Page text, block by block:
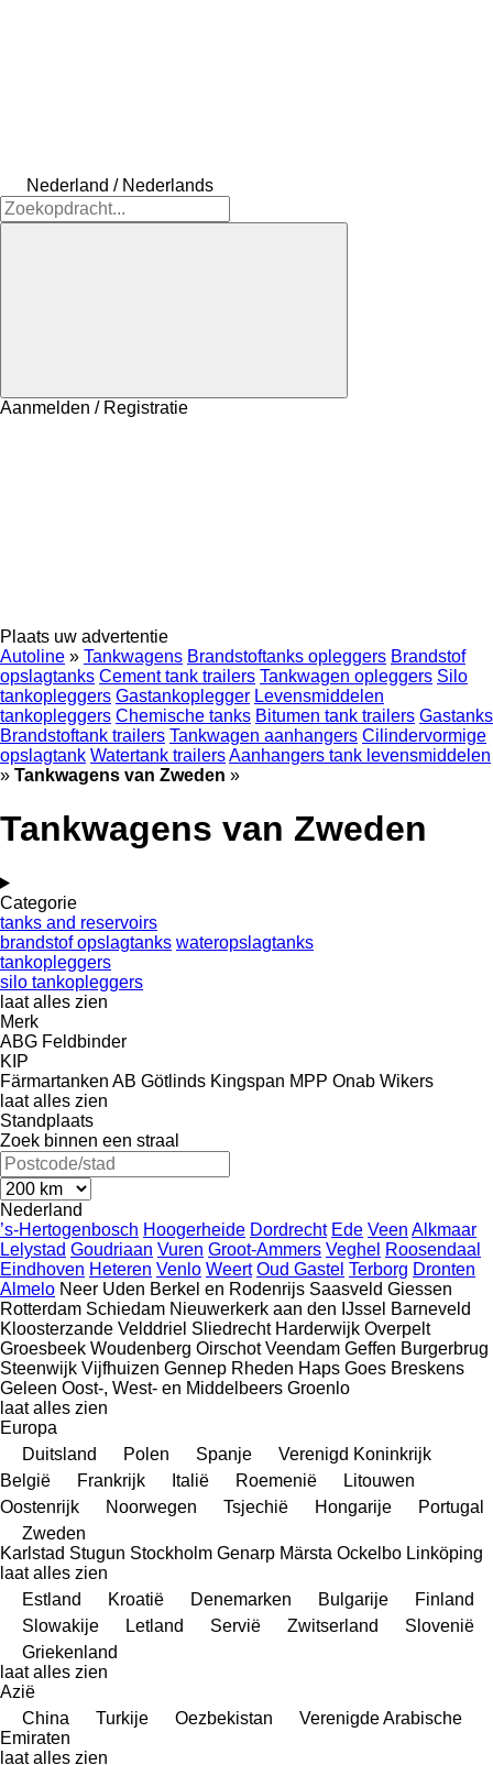
Nederland / Nederlands
Aanmelden / Registratie
Plaats uw advertentie
Autoline » Tankwagens Brandstoftanks opleggers Brandstof
opslagtanks Cement tank trailers Tankwagen opleggers Silo
tankopleggers Gastankoplegger Levensmiddelen
tankopleggers Chemische tanks Bitumen tank trailers Gastanks
Brandstoftank trailers Tankwagen aanhangers Cilindervormige
opslagtank Watertank trailersAanhangers tank levensmiddelen
» Tankwagens van Zweden »
Tankwagens van Zweden
Categorie
tanks and reservoirs
brandstof opslagtanks wateropslagtanks
tankopleggers
silo tankopleggers
laat alles zien
Merk
ABG Feldbinder
KIP
Färmartanken AB Götlinds Kingspan MPP Onab Wikers
laat alles zien
Standplaats
Zoek binnen een straal
Nederland
’s-Hertogenbosch Hoogerheide Dordrecht Ede Veen Alkmaar
Lelystad Goudriaan Vuren Groot-Ammers Veghel Roosendaal
Eindhoven Heteren Venlo Weert Oud Gastel Terborg Dronten
Almelo Neer Uden Berkel en Rodenrijs Saasveld Giessen
Rotterdam Schiedam Nieuwerkerk aan den IJssel Barneveld
Kloosterzande Velddriel Sliedrecht Harderwijk Overpelt
Groesbeek Woudenberg Oirschot Veendam Geffen Burgerbrug
Steenwijk Vijfhuizen Gennep Rheden Haps Goes Breskens
Geleen Oost-, West- en Middelbeers Groenlo
laat alles zien
Europa
Duitsland
Polen Spanje
Verenigd Koninkrijk
België
Frankrijk Italië Roemenië
Litouwen
Oostenrijk
Noorwegen Tsjechië Hongarije
Portugal
Zweden
Karlstad Stugun Stockholm Genarp Märsta Ockelbo Linköping
laat alles zien
Estland
Kroatië Denemarken Bulgarije
Finland
Slowakije
Letland Servië Zwitserland
Slovenië
Griekenland
laat alles zien
Azië
China
Turkije Oezbekistan
Verenigde Arabische
Emiraten
laat alles zien